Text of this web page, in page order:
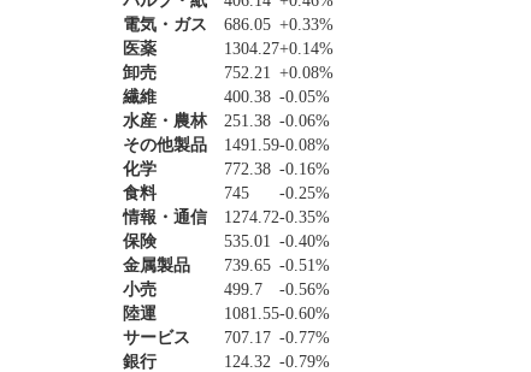
電気・ガス
686.05 +0.33%
医薬
1304.27+0.14%
卸売
752.21 +0.08%
繊維
400.38 -0.05%
水産・農林
251.38 -0.06%
その他製品
1491.59-0.08%
化学
772.38 -0.16%
食料
745
-0.25%
情報・通信
1274.72-0.35%
保険
535.01 -0.40%
金属製品
739.65 -0.51%
小売
499.7
-0.56%
陸運
1081.55-0.60%
サービス
707.17 -0.77%
銀行
124.32 -0.79%